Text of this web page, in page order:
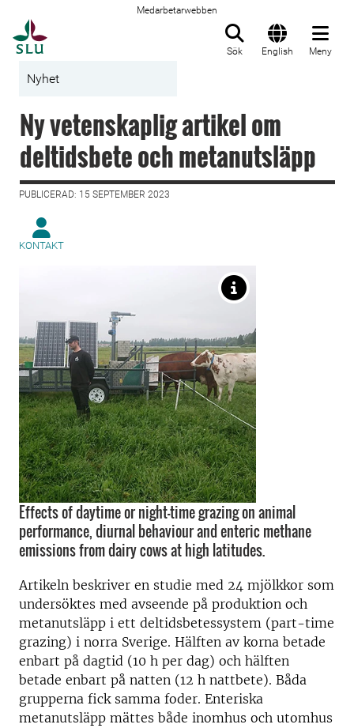
Medarbetarwebben
Sök English Meny
Nyhet
Ny vetenskaplig artikel om
deltidsbete och metanutsläpp
PUBLICERAD: 15 SEPTEMBER 2023
KONTAKT
Effects of daytime or night-time grazing on animal
performance, diurnal behaviour and enteric methane
emissions from dairy cows at high latitudes.
Artikeln beskriver en studie med 24 mjölkkor som
undersöktes med avseende på produktion och
metanutsläpp i ett deltidsbetessystem (part-time
grazing) i norra Sverige. Hälften av korna betade
enbart på dagtid (10 h per dag) och hälften
betade enbart på natten (12 h nattbete). Båda
grupperna fick samma foder. Enteriska
metanutsläpp mättes både inomhus och utomhus